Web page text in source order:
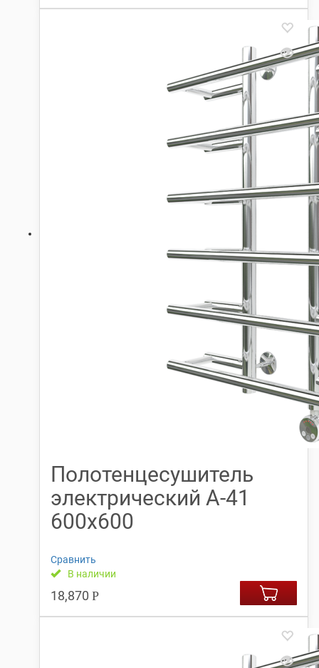
Полотенцесушитель
электрический А-41
600х600
Сравнить
В наличии
18,870 Р